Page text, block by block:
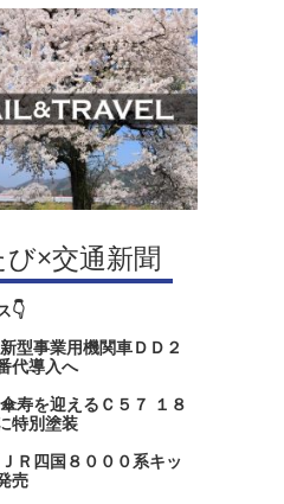
×交通新聞
👇
型事業用機関車ＤＤ２
代導入へ
寿を迎えるＣ５７ １８
特別塗装
Ｒ四国８０００系キッ
売